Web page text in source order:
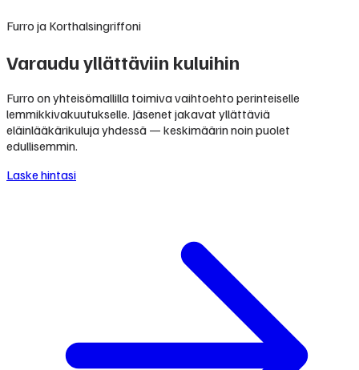
Furro ja Korthalsingriffoni
Varaudu yllättäviin kuluihin
Furro on yhteisömallilla toimiva vaihtoehto perinteiselle
lemmikkivakuutukselle. Jäsenet jakavat yllättäviä
eläinlääkärikuluja yhdessä — keskimäärin noin puolet
edullisemmin.
Laske hintasi